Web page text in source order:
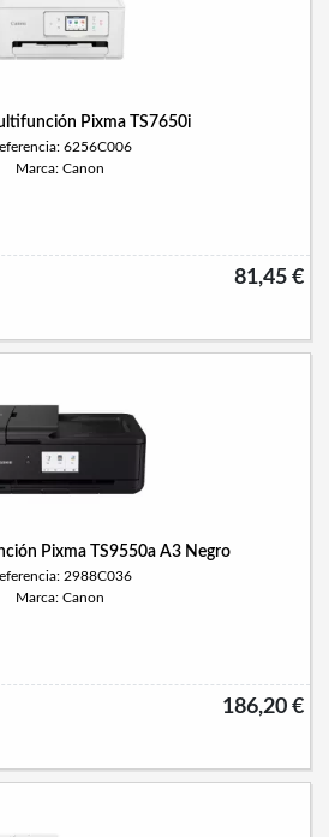
Pixma TS7650i
6256C006
Marca: Canon
81,45 €
Pixma TS9550a A3 Negro
2988C036
Marca: Canon
186,20 €